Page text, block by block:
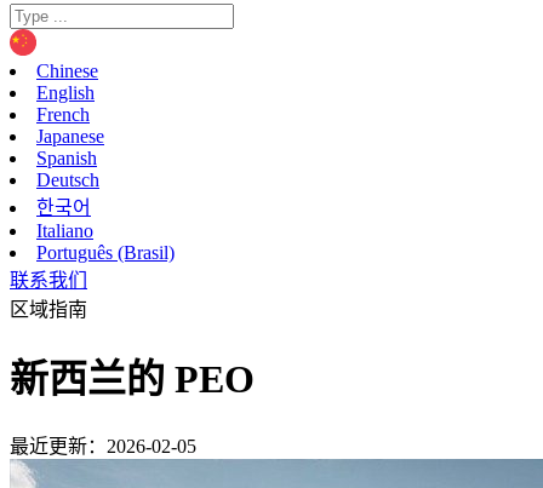
Chinese
English
French
Japanese
Spanish
Deutsch
한국어
Italiano
Português (Brasil)
联系我们
区域指南
新西兰的 PEO
最近更新：2026-02-05